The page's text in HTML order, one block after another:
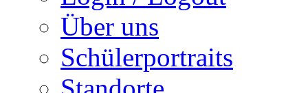
Über uns
Schülerportraits